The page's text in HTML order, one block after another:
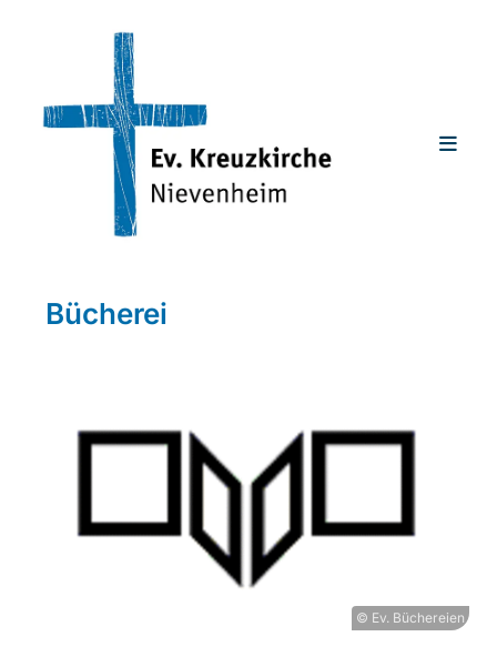
Bücherei
© Ev. Büchereien